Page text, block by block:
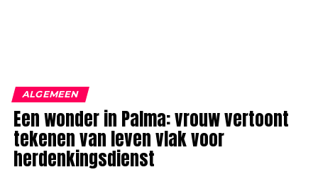
ALGEMEEN
Een wonder in Palma: vrouw vertoont
tekenen van leven vlak voor
herdenkingsdienst